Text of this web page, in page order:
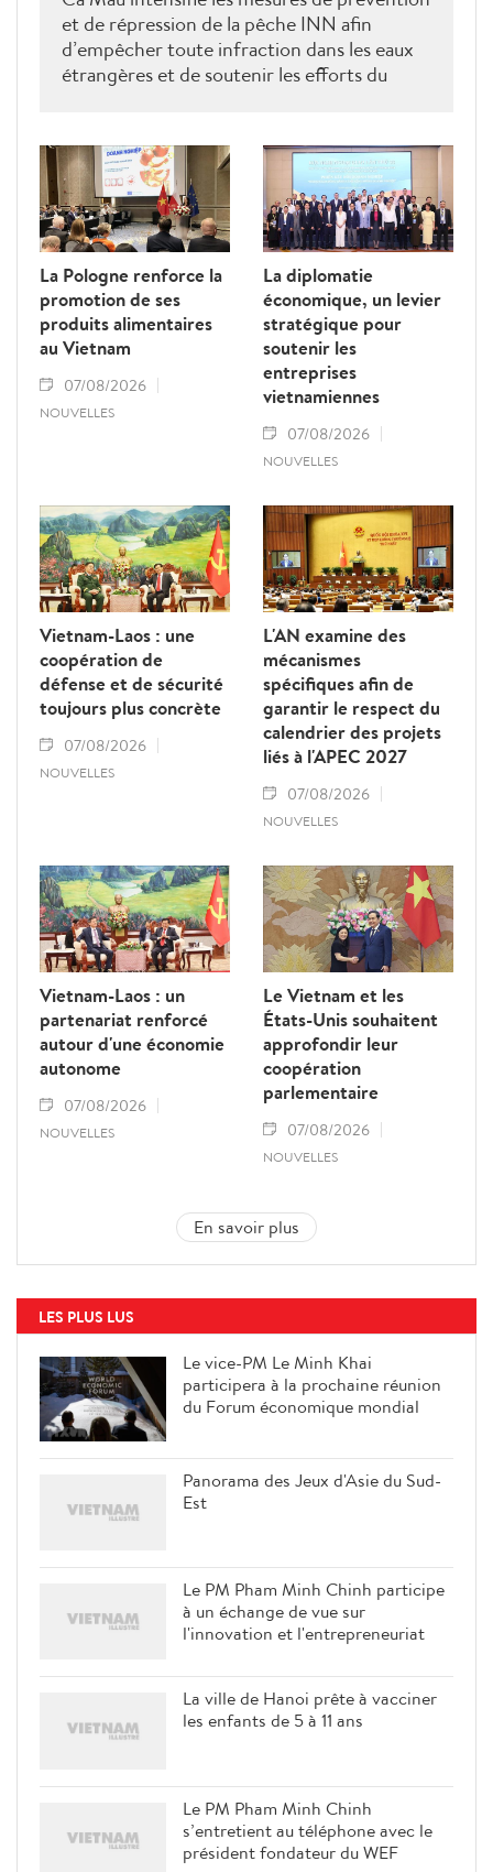
et de répression de la pêche INN afin
d’empêcher toute infraction dans les eaux
étrangères et de soutenir les efforts du
La Pologne renforce la
promotion de ses
produits alimentaires
au Vietnam
07/08/2026
NOUVELLES
La diplomatie
économique, un levier
stratégique pour
soutenir les
entreprises
vietnamiennes
07/08/2026
NOUVELLES
Vietnam-Laos : une
coopération de
défense et de sécurité
toujours plus concrète
07/08/2026
NOUVELLES
L'AN examine des
mécanismes
spécifiques afin de
garantir le respect du
calendrier des projets
liés à l'APEC 2027
07/08/2026
NOUVELLES
Vietnam-Laos : un
partenariat renforcé
autour d'une économie
autonome
07/08/2026
NOUVELLES
Le Vietnam et les
États-Unis souhaitent
approfondir leur
coopération
parlementaire
07/08/2026
NOUVELLES
En savoir plus
LES PLUS LUS
Le vice-PM Le Minh Khai
participera à la prochaine réunion
du Forum économique mondial
Panorama des Jeux d'Asie du Sud-
Est
Le PM Pham Minh Chinh participe
à un échange de vue sur
l'innovation et l'entrepreneuriat
La ville de Hanoi prête à vacciner
les enfants de 5 à 11 ans
Le PM Pham Minh Chinh
s’entretient au téléphone avec le
président fondateur du WEF